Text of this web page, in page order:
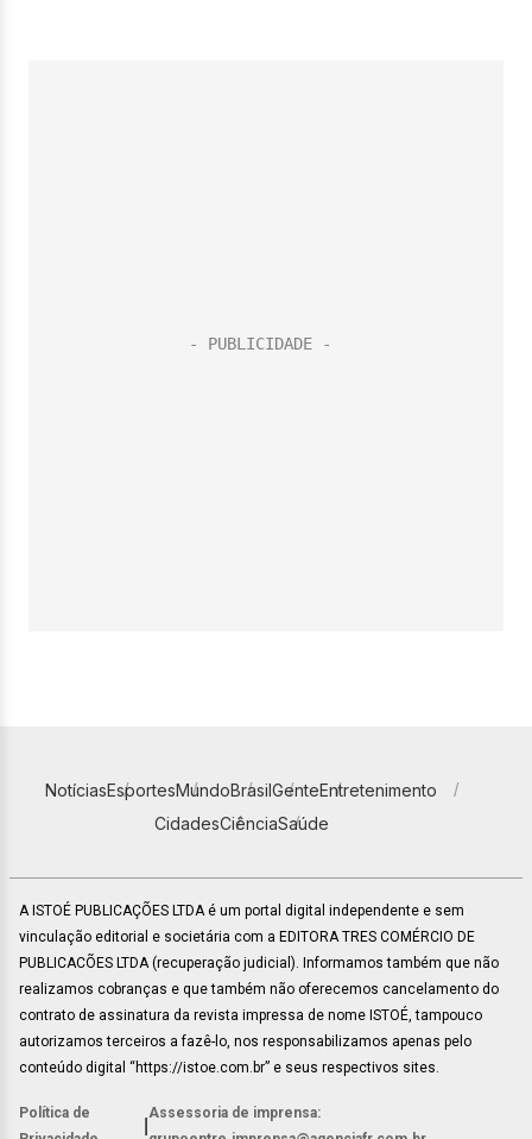
NotíciasEsportesMundoBrasilGenteEntretenimento
CidadesCiênciaSaúde
A ISTOÉ PUBLICAÇÕES LTDA é um portal digital independente e sem
vinculação editorial e societária com a EDITORA TRES COMÉRCIO DE
PUBLICACÕES LTDA (recuperação judicial). Informamos também que não
realizamos cobranças e que também não oferecemos cancelamento do
contrato de assinatura da revista impressa de nome ISTOÉ, tampouco
autorizamos terceiros a fazê-lo, nos responsabilizamos apenas pelo
conteúdo digital “https://istoe.com.br” e seus respectivos sites.
Política de
Assessoria de imprensa: